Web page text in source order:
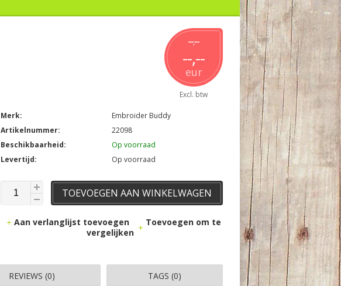
--,--
--,--
eur
Excl. btw
Merk:
Embroider Buddy
Artikelnummer:
22098
Beschikbaarheid:
Op voorraad
Levertijd:
Op voorraad
TOEVOEGEN AAN WINKELWAGEN
Aan verlanglijst toevoegen
Toevoegen om te
vergelijken
REVIEWS (0) TAGS (0)